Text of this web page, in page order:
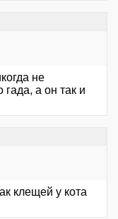
не
гада, а он так и
клещей у кота